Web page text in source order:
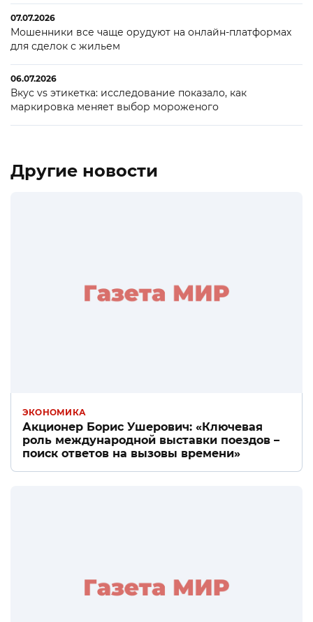
07.07.2026
Мошенники все чаще орудуют на онлайн-платформах
для сделок с жильем
06.07.2026
Вкус vs этикетка: исследование показало, как
маркировка меняет выбор мороженого
Другие новости
ЭКОНОМИКА
Акционер Борис Ушерович: «Ключевая
роль международной выставки поездов –
поиск ответов на вызовы времени»